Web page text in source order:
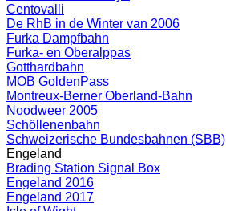
Centovalli
De RhB in de Winter van 2006
Furka Dampfbahn
Furka- en Oberalppas
Gotthardbahn
MOB GoldenPass
Montreux-Berner Oberland-Bahn
Noodweer 2005
Schöllenenbahn
Schweizerische Bundesbahnen (SBB)
Engeland
Brading Station Signal Box
Engeland 2016
Engeland 2017